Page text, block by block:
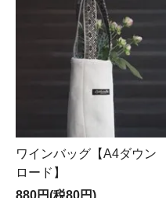
ワインバッグ【A4ダウン
ロード】
880円(税80円)